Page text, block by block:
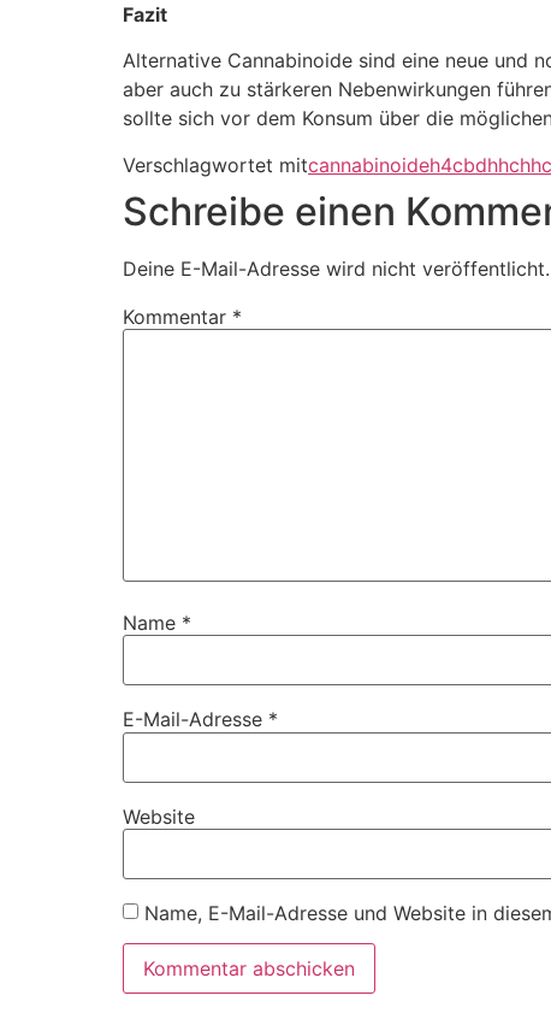
Fazit
Alternative Cannabinoide sind eine neue und
aber auch zu stärkeren Nebenwirkungen
sollte sich vor dem Konsum über die
Verschlagwortet mitcannabinoideh4cbdhhc
Schreibe einen
Deine E-Mail-Adresse wird nicht veröffentlicht.
Kommentar *
Name *
E-Mail-Adresse *
Website
Name, E-Mail-Adresse und Website in